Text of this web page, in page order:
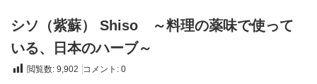
シソ（紫蘇） Shiso ～料理の薬味で使って
いる、日本のハーブ～
閲覧数: 9,902 コメント: 0